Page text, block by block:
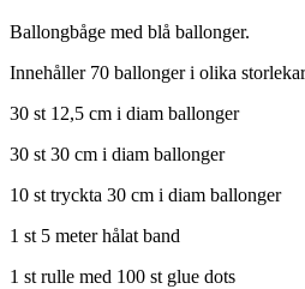
Ballongbåge med blå ballonger.
Innehåller 70 ballonger i olika
30 st 12,5 cm i diam ballonger
30 st 30 cm i diam ballonger
10 st tryckta 30 cm i diam ballonger
1 st 5 meter hålat band
1 st rulle med 100 st glue dots